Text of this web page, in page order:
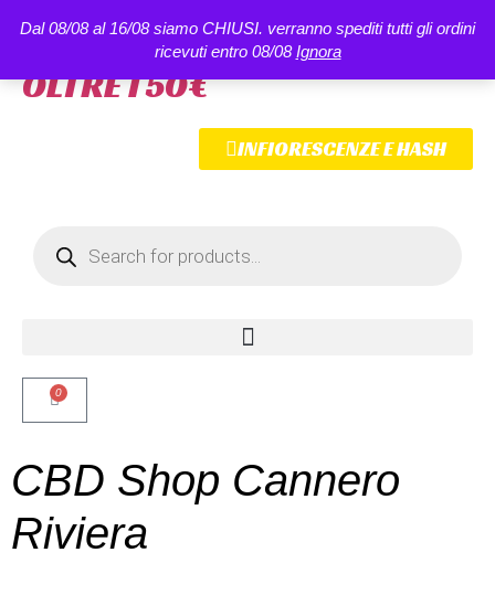
Dal 08/08 al 16/08 siamo CHIUSI. verranno spediti tutti gli ordini
ricevuti entro 08/08Ignora
SPEDIZIONE GRATUITA
OLTRE I 50€
INFIORESCENZE E HASH
0
CBD Shop Cannero
Riviera